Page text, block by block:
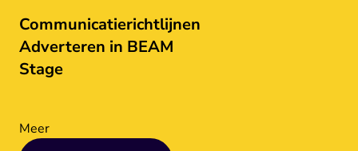
Communicatierichtlijnen
Adverteren in BEAM
Stage
Meer